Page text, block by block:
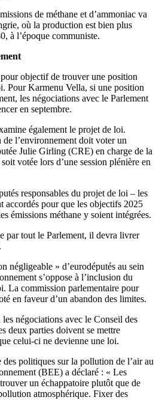
de méthane et d’ammoniac va
où la production est bien plus
à l’époque communiste.
objectif de trouver une position
Pour Karmenu Vella, si une position
les négociations avec le Parlement
en septembre.
également le projet de loi.
l’environnement doit voter un
Julie Girling (CRE) en charge de la
votée lors d’une session plénière en
responsables du projet de loi – les
accordés pour que les objectifs 2025
émissions méthane y soient intégrées.
par tout le Parlement, il devra livrer
négligeable » d’eurodéputés au sein
s’oppose à l’inclusion du
La commission parlementaire pour
en faveur d’un abandon des limites.
négociations avec le Conseil des
deux parties doivent se mettre
celui-ci ne devienne une loi.
politiques sur la pollution de l’air au
(BEE) a déclaré : « Les
un échappatoire plutôt que de
atmosphérique. Fixer des